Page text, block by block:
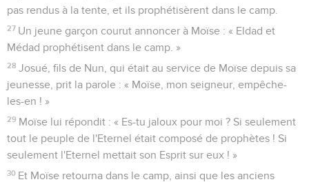
pas rendus à la tente, et ils prophétisèrent dans le camp.
27 Un jeune garçon courut annoncer à Moïse : « Eldad et
Médad prophétisent dans le camp. »
28 Josué, fils de Nun, qui était au service de Moïse depuis sa
jeunesse, prit la parole : « Moïse, mon seigneur, empêche-
les-en ! »
29 Moïse lui répondit : « Es-tu jaloux pour moi ? Si seulement
tout le peuple de l'Eternel était composé de prophètes ! Si
seulement l'Eternel mettait son Esprit sur eux ! »
30 Et Moïse retourna dans le camp, ainsi que les anciens